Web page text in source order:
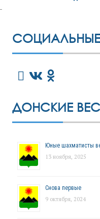
ДОНСКИЕ
Юные шахматисты
13 ноября, 2025
Снова первые
9 октября, 2024